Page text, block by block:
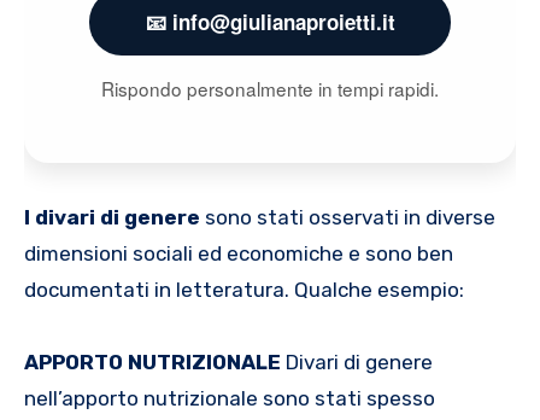
📧 info@giulianaproietti.it
Rispondo personalmente in tempi rapidi.
I divari di genere sono stati osservati in diverse
dimensioni sociali ed economiche e sono ben
documentati in letteratura. Qualche esempio:
APPORTO NUTRIZIONALE Divari di genere
nell’apporto nutrizionale sono stati spesso